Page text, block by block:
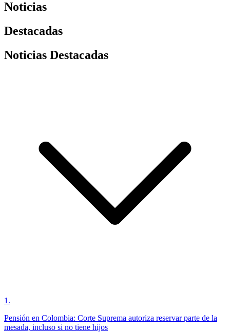
Noticias
Destacadas
Noticias Destacadas
1 .
Pensión en Colombia: Corte Suprema autoriza reservar parte de la
mesada, incluso si no tiene hijos